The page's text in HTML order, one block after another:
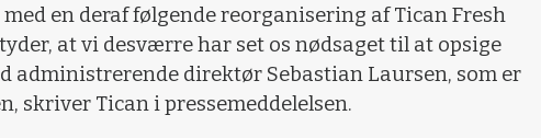
en deraf følgende reorganisering af Tican Fresh
at vi desværre har set os nødsaget til at opsige
administrerende direktør Sebastian Laursen, som er
skriver Tican i pressemeddelelsen.